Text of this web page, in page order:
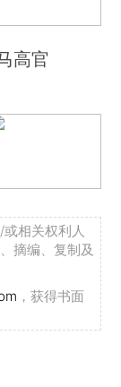
高官
相关权利人
摘编、复制及
，获得书面